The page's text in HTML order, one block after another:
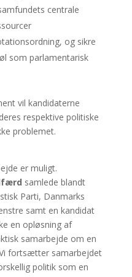
centrale
og sikre
som parlamentarisk
vil kandidaterne
respektive politiske
problemet.
er muligt.
samlede blandt
Parti, Danmarks
samt en kandidat
en opløsning af
samarbejde om en
fortsætter samarbejdet
politik som en